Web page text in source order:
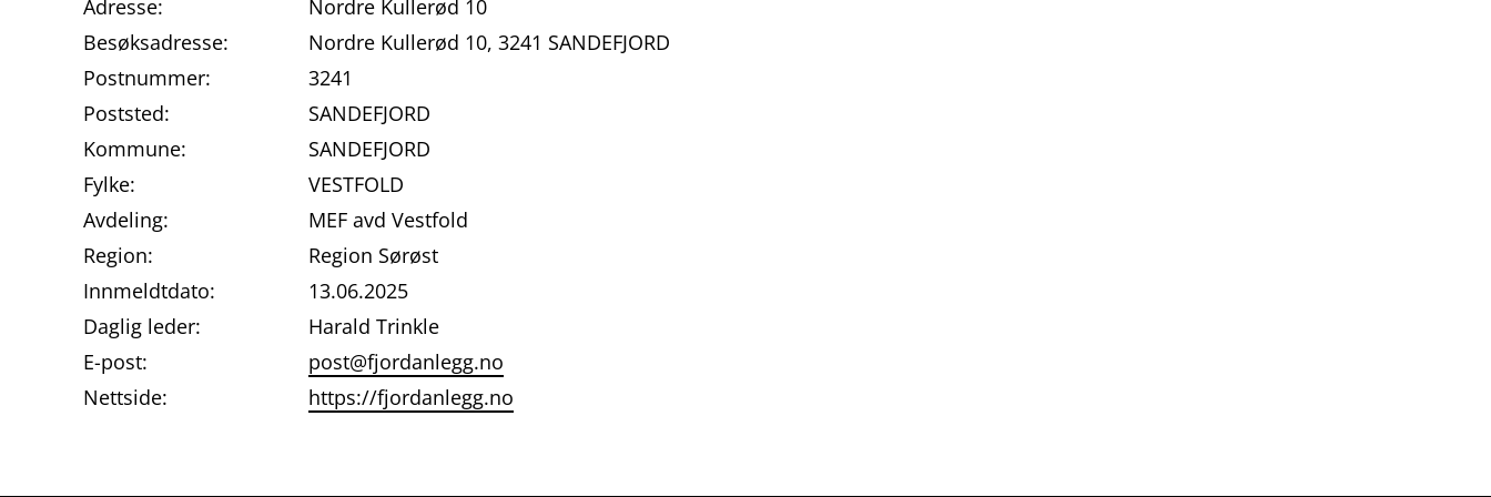
Adresse:
Nordre Kullerød 10
Besøksadresse:
Nordre Kullerød 10, 3241 SANDEFJORD
Postnummer:
3241
Poststed:
SANDEFJORD
Kommune:
SANDEFJORD
Fylke:
VESTFOLD
Avdeling:
MEF avd Vestfold
Region:
Region Sørøst
Innmeldtdato:
13.06.2025
Daglig leder:
Harald Trinkle
E-post:
post@fjordanlegg.no
Nettside:
https://fjordanlegg.no